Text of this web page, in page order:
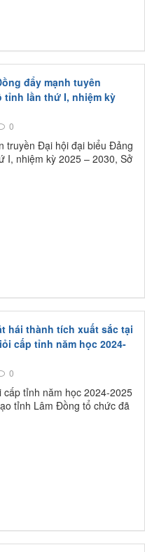
đẩy mạnh tuyên
lần thứ I, nhiệm kỳ
0
truyền Đại hội đại biểu Đảng
I, nhiệm kỳ 2025 – 2030, Sở
hái thành tích xuất sắc tại
cấp tỉnh năm học 2024-
0
cấp tỉnh năm học 2024-2025
tỉnh Lâm Đồng tổ chức đã